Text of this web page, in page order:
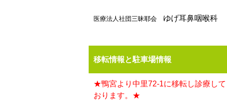
医療法人社団三昧耶会 ゆげ耳鼻咽喉科
移転情報と駐車場情報
★鴨宮より中里72-1に移転し診療して
おります。★